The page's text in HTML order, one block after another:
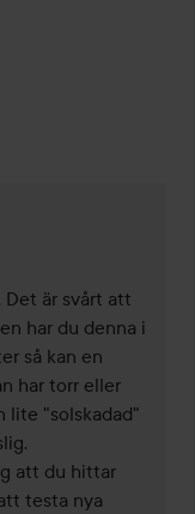
på Lyko.lades 1 år
Det är svårt att
har du denna i
så kan en
har torr eller
lite "solskadad"
att du hittar
testa nya